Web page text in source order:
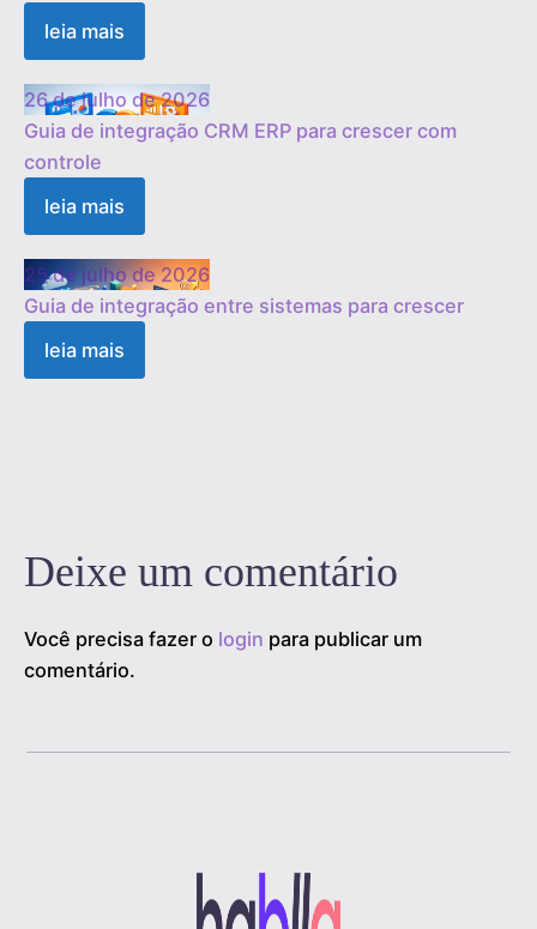
leia mais
26 de julho de 2026
Guia de integração CRM ERP para crescer com
controle
leia mais
25 de julho de 2026
Guia de integração entre sistemas para crescer
leia mais
Deixe um comentário
Você precisa fazer o login para publicar um
comentário.